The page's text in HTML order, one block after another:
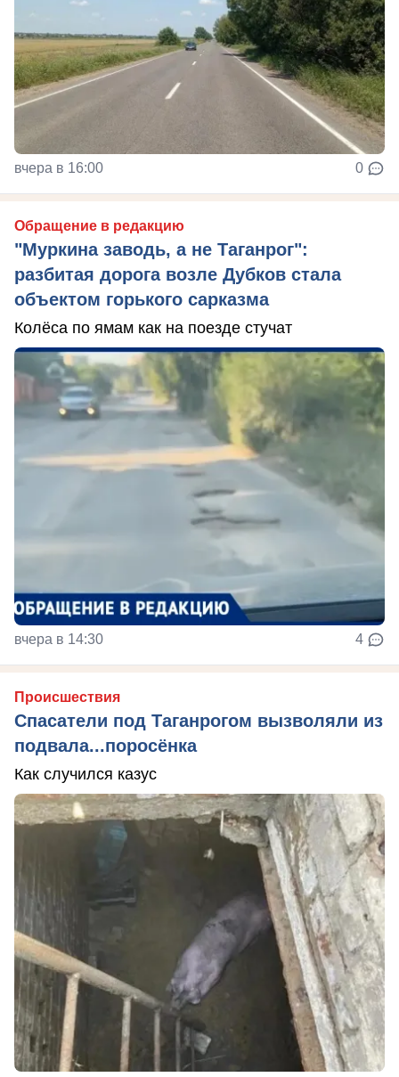
вчера в 16:00 0
Обращение в редакцию
"Муркина заводь, а не Таганрог":
разбитая дорога возле Дубков стала
объектом горького сарказма
Колёса по ямам как на поезде стучат
вчера в 14:30 4
Происшествия
Спасатели под Таганрогом вызволяли из
подвала...поросёнка
Как случился казус